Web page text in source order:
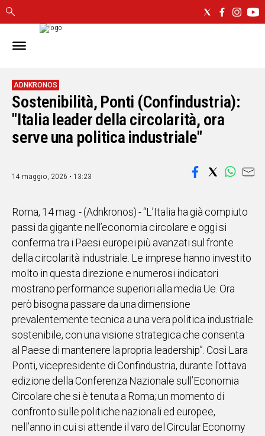
IN
CAGLIARI
SASSARI
NUORO
ORISTANO
SULCIS
OGLIASTRA
ALTRE
NOTIZIE
POLITICA
IN
ITALIA
NEL
MONDO
SPORT
EVENTI
STORIE
VIDEO
ADNKRONOS
Sostenibilità, Ponti (Confindustria):
"Italia leader della circolarità, ora
serve una politica industriale"
14 maggio, 2026 • 13:23
Roma, 14 mag. - (Adnkronos) - “L’Italia ha già compiuto
passi da gigante nell’economia circolare e oggi si
conferma tra i Paesi europei più avanzati sul fronte
della circolarità industriale. Le imprese hanno investito
molto in questa direzione e numerosi indicatori
mostrano performance superiori alla media Ue. Ora
però bisogna passare da una dimensione
prevalentemente tecnica a una vera politica industriale
sostenibile, con una visione strategica che consenta
al Paese di mantenere la propria leadership”. Così Lara
Ponti, vicepresidente di Confindustria, durante l'ottava
edizione della Conferenza Nazionale sull’Economia
Circolare che si è tenuta a Roma; un momento di
confronto sulle politiche nazionali ed europee,
nell’anno in cui si attende il varo del Circular Economy